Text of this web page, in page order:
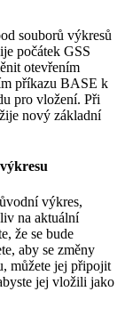
souborů výkresů
počátek GSS
otevřením
příkazu BASE k
pro vložení. Při
nový základní
výkres,
na aktuální
že se bude
aby se změny
můžete jej připojit
jej vložili jako